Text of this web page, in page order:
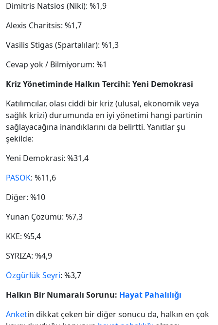
Dimitris Natsios (Niki): %1,9
Alexis Charitsis: %1,7
Vasilis Stigas (Spartalılar): %1,3
Cevap yok / Bilmiyorum: %1
Kriz Yönetiminde Halkın Tercihi: Yeni Demokrasi
Katılımcılar, olası ciddi bir kriz (ulusal, ekonomik veya
sağlık krizi) durumunda en iyi yönetimi hangi partinin
sağlayacağına inandıklarını da belirtti. Yanıtlar şu
şekilde:
Yeni Demokrasi: %31,4
PASOK: %11,6
Diğer: %10
Yunan Çözümü: %7,3
KKE: %5,4
SYRIZA: %4,9
Özgürlük Seyri: %3,7
Halkın Bir Numaralı Sorunu: Hayat Pahalılığı
Anketin dikkat çeken bir diğer sonucu da, halkın en çok